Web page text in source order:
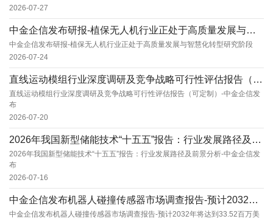
2026-07-27
中金企信发布研报-植保无人机行业正处于高质量发展与智慧化转型研究阶段
中金企信发布研报-植保无人机行业正处于高质量发展与智慧化转型研究阶段
2026-07-24
直线运动模组行业深度调研及竞争战略可行性评估报告（可定制）-中金企信发布
直线运动模组行业深度调研及竞争战略可行性评估报告（可定制）-中金企信发
布
2026-07-20
2026年我国新型储能技术“十五五”报告：行业发展路径及前景分析-中金企信发布
2026年我国新型储能技术“十五五”报告：行业发展路径及前景分析-中金企信发
布
2026-07-16
中金企信发布机器人碰撞传感器市场调查报告-预计2032年将达到33.52百万美元
中金企信发布机器人碰撞传感器市场调查报告-预计2032年将达到33.52百万美